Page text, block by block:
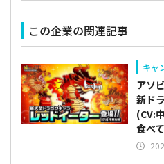
この企業の関連記事
キャ
アソ
新ド
(CV:
食べ